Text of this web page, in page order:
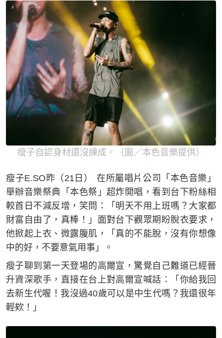
瘦子自認身材還沒練成。（圖／本色音樂提供）
瘦子E.SO昨（21日） 在所屬唱片公司「本色音樂」
舉辦音樂祭典「本色祭」超炸開唱，看到台下粉絲相
較首日不減反增，笑問：「明天不用上班嗎？大家都
財富自由了，真棒！」面對台下觀眾期盼脫衣要求，
他掀起上衣、微露腹肌，「真的不能脫，沒有你想像
中的好，不要意氣用事」。
瘦子聊到第一天登場的高爾宣，驚覺自己難道已經晉
升資深歌手，直接在台上對高爾宣喊話：「你給我回
去新生代喔！我沒過40歲可以是中生代嗎？我還很年
輕欸！」